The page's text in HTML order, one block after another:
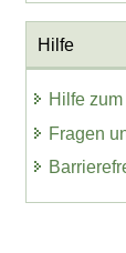
Hilfe
Hilfe
Fragen